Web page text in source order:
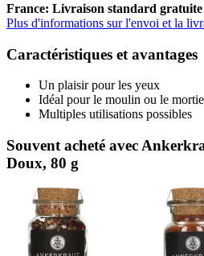
France: Livraison standard gratuite
Plus d'informations sur l'envoi et la
Caractéristiques et avantages
Un plaisir pour les yeux
Idéal pour le moulin ou le
Multiples utilisations possibles
Souvent acheté avec
Doux, 80 g